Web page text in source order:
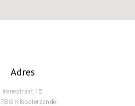
Adres
Irenestraat 12
Kloosterzande